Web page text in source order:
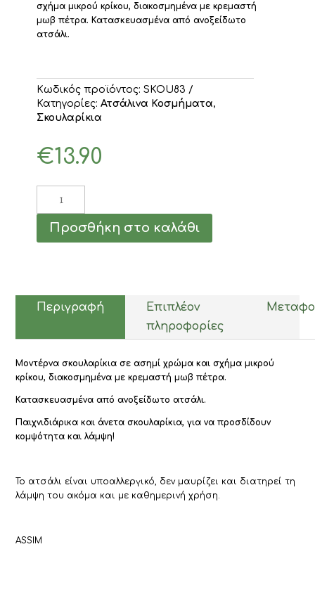
σχήμα μικρού κρίκου, διακοσμημένα με κρεμαστή
μωβ πέτρα. Κατασκευασμένα από ανοξείδωτο
ατσάλι.
Κωδικός προϊόντος:SKOU83
Κατηγορίες:Ατσάλινα Κοσμήματα,
Σκουλαρίκια
€13.90
Σκουλαρίκια
Ασημί
Κρίκος
ποσότητα
Προσθήκη στο καλάθι
Περιγραφή
Επιπλέον
πληροφορίες
Μοντέρνα σκουλαρίκια σε ασημί χρώμα και σχήμα μικρού
κρίκου, διακοσμημένα με κρεμαστή μωβ πέτρα.
Κατασκευασμένα από ανοξείδωτο ατσάλι.
Παιχνιδιάρικα και άνετα σκουλαρίκια, για να προσδίδουν
κομψότητα και λάμψη!
Το ατσάλι είναι υποαλλεργικό, δεν μαυρίζει και διατηρεί τη
λάμψη του ακόμα και με καθημερινή χρήση.
ASSIM